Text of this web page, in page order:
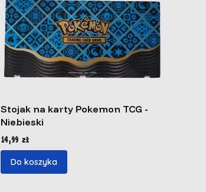
Stojak na karty Pokemon TCG -
Niebieski
Cena
14,99 zł
Do koszyka